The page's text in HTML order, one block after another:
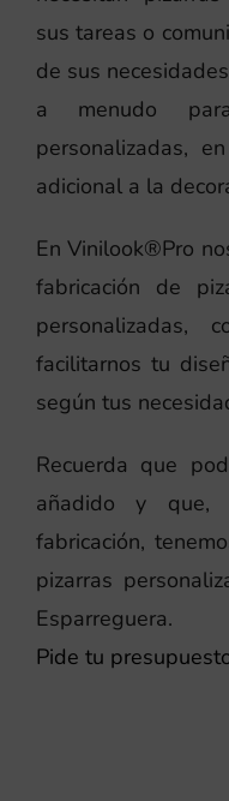
sus tareas o
de sus
a menudo
personalizadas,
adicional a la
En Vinilook®Pro
fabricación de
facilitarnos tu
según tus
Recuerda que
añadido y que,
fabricación,
pizarras
Esparreguera.
Pide tu